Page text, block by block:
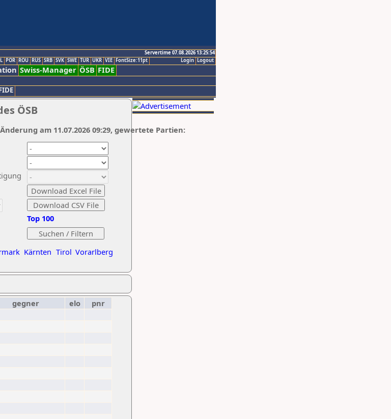
Servertime 07.08.2026 13:25:54
Logout
Login
POR ROU RUS SRB SVK SWE TUR UKR VIE FontSize:11pt
Swiss-Manager ÖSB FIDE
ÖSB
Kärnten Tirol Vorarlberg
Top 100
am 11.07.2026 09:29, gewertete Partien:
gegner elo
pnr